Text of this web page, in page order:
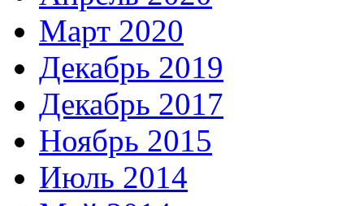
Март 2020
Декабрь 2019
Декабрь 2017
Ноябрь 2015
Июль 2014